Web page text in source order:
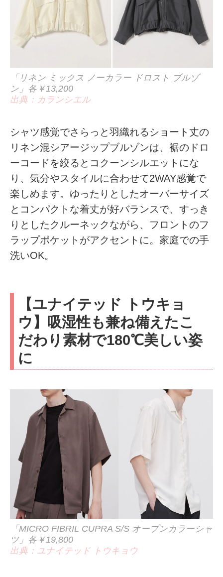
「リネン ミックス ノーカラー ドロスト ブルゾ
ン」各￥13,200
出典：カランシエル
シャツ感覚でさらっと羽織れるショート丈の
リネン混シアージップブルゾンは、裾のドロ
ーコードを絞るとコクーンシルエットにな
り、気分やスタイルに合わせて2WAY感覚で
楽しめます。ゆったりとしたオーバーサイズ
とコンパクトな着丈が好バランスで、すっき
りとしたクルーネックながら、フロントのフ
ラップポケットがアクセントに。家庭での手
洗いOK。
【ユナイテッド トウキョ
ウ】吸湿性も兼ね備えたこ
だわり素材で180℃美しい姿
に
「MICRO FIBRIL CUPRA S/S オープンカラーシャ
ツ」各￥19,800
出典：ユナイテッド トウキョウ